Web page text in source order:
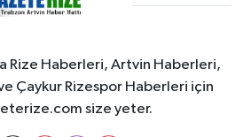
Rize Haberleri, Artvin Haberleri,
Çaykur Rizespor Haberleri için
size yeter.